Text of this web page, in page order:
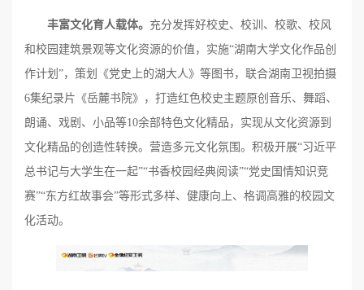
丰富文化育人载体。 充分发挥好校史、校训、校歌、校风
和校园建筑景观等文化资源的价值，实施“湖南大学文化作品创
作计划”，策划《党史上的湖大人》等图书，联合湖南卫视拍摄
6集纪录片《岳麓书院》，打造红色校史主题原创音乐、舞蹈、
朗诵、戏剧、小品等10余部特色文化精品，实现从文化资源到
文化精品的创造性转换。营造多元文化氛围。积极开展“习近平
总书记与大学生在一起”“书香校园经典阅读”“党史国情知识竞
赛”“东方红故事会”等形式多样、健康向上、格调高雅的校园文
化活动。